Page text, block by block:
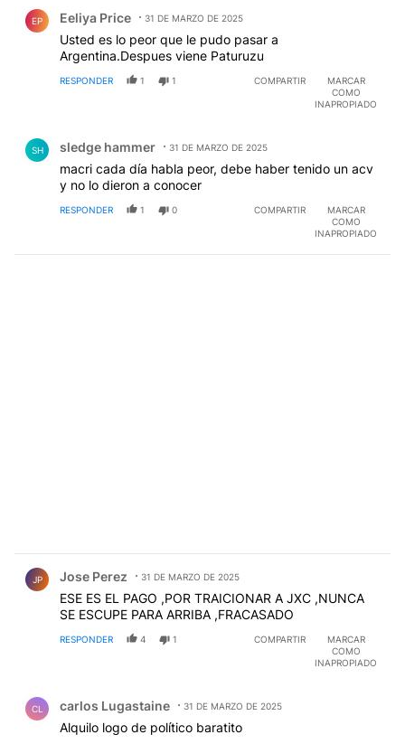
EP Eeliya Price 31 DE MARZO DE 2025
Usted es lo peor que le pudo pasar a
Argentina.Despues viene Paturuzu
RESPONDER 1 1 COMPARTIR
MARCAR
COMO
INAPROPIADO
SH sledge hammer 31 DE MARZO DE 2025
macri cada día habla peor, debe haber tenido un acv
y no lo dieron a conocer
RESPONDER 1 0 COMPARTIR
MARCAR
COMO
INAPROPIADO
JP Jose Perez 31 DE MARZO DE 2025
ESE ES EL PAGO ,POR TRAICIONAR A JXC ,NUNCA
SE ESCUPE PARA ARRIBA ,FRACASADO
RESPONDER 4 1 COMPARTIR
MARCAR
COMO
INAPROPIADO
CL carlos Lugastaine 31 DE MARZO DE 2025
Alquilo logo de político baratito